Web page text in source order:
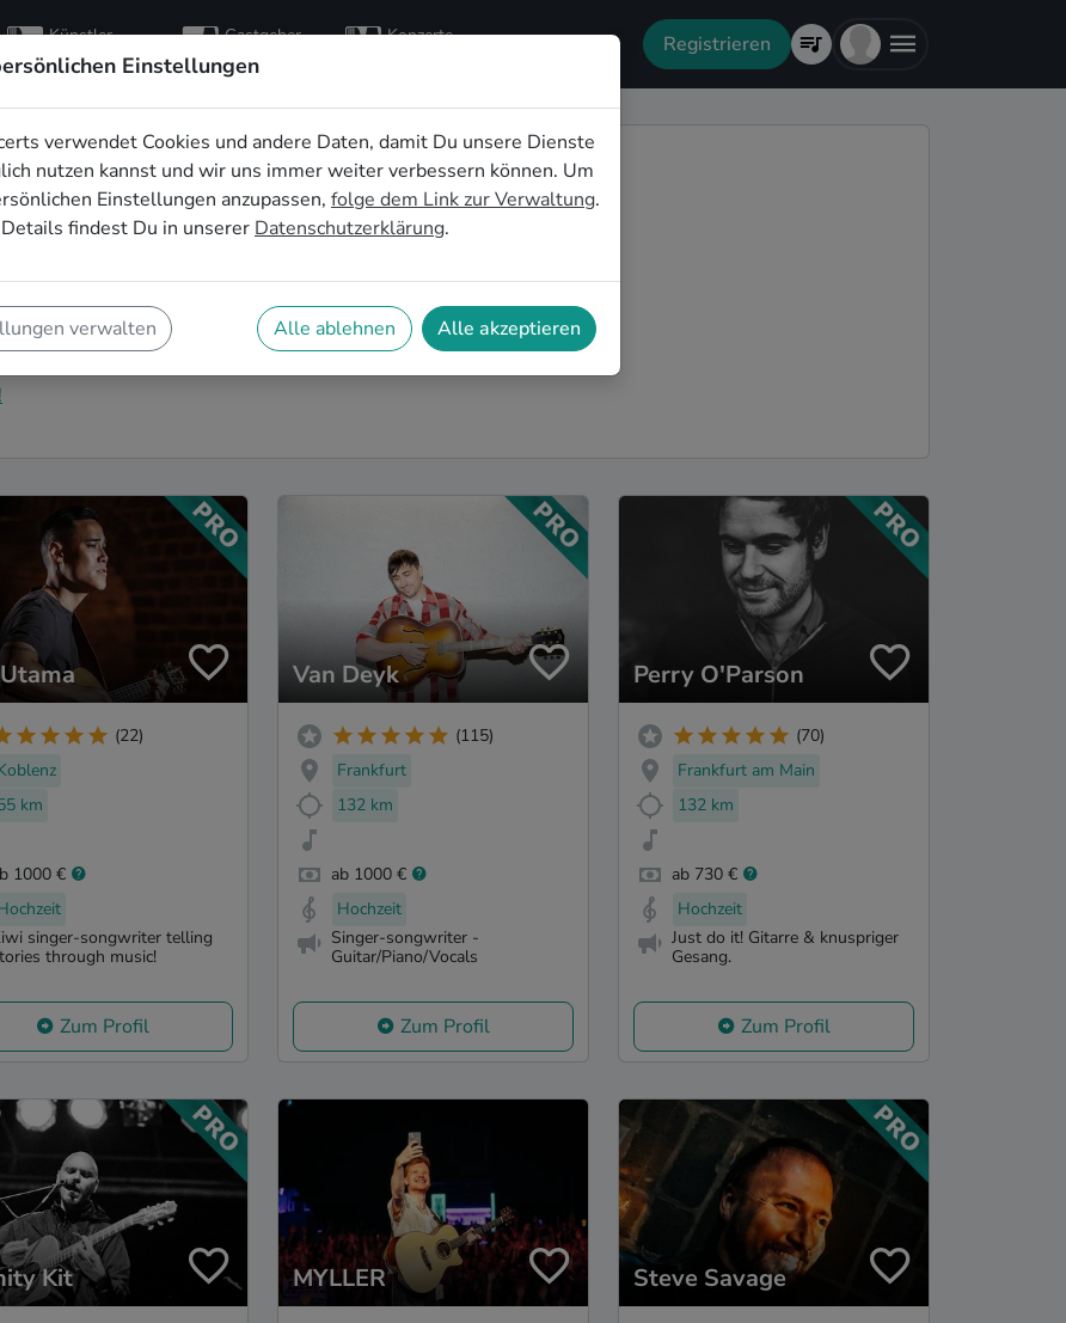
Künstler
entdecken
Gastgeber Konzerte Registrieren
den Sektempfang
für den Sektempfang eurer Hochzeit in
Indie Singer-Songwriter*innen und stimmungsvolle
Sektempfang in Bonn perfekt abrunden.
(22)
km
1000 €
singer-songwriter telling
through music!
Zum Profil
Van Deyk
(115)
Frankfurt
132 km
ab 1000 €
Hochzeit
Singer-songwriter -
Guitar/Piano/Vocals
Zum Profil
Perry O'Parson
(70)
Frankfurt am Main
132 km
ab 730 €
Hochzeit
Just do it! Gitarre & knuspriger
Gesang.
Zum Profil
Kit MYLLER Steve Savage
Einstellungen
verwendet Cookies und andere Daten, damit Du unsere Dienste
nutzen kannst und wir uns immer weiter verbessern können. Um
Einstellungen anzupassen, folge dem Link zur Verwaltung.
findest Du in unserer Datenschutzerklärung.
verwalten Alle ablehnen Alle akzeptieren